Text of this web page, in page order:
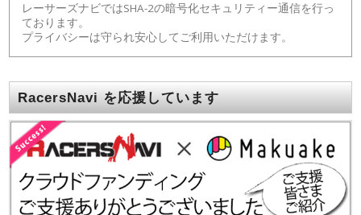
レーサーズナビではSHA-2の暗号化セキュリティー通信を行っ
ております。
プライバシーは守られ安心してご利用いただけます。
RacersNavi を応援しています